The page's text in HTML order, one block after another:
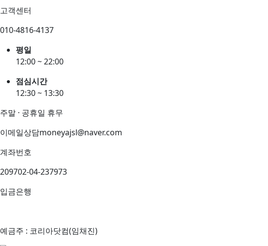
고객센터
010-4816-4137
평일
12:00 ~ 22:00
점심시간
12:30 ~ 13:30
주말 · 공휴일 휴무
이메일상담moneyajsl@naver.com
계좌번호
209702-04-237973
입금은행
예금주 : 코리아닷컴(임채진)